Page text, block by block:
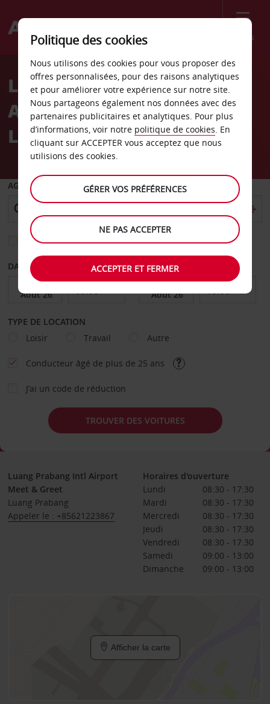
Menu
Welcome
AvisLocation de voiture
Aéroport international de
Luang Prabang
AGENCE DE DÉPART
Sélectionnez une autre agence de retour
DATE DE DÉPART DATE DE RETOUR
TYPE DE LOCATION
Loisir
Travail Autre
Conducteur âgé de plus de 25 ans
J’ai un code de réduction
TROUVER DES VOITURES
Luang Prabang Intl Airport
Meet & Greet
Luang Prabang
Appeler le : +85621223867
Horaires d'ouverture
Lundi
08:30 - 17:30
Mardi
08:30 - 17:30
Mercredi
08:30 - 17:30
Jeudi
08:30 - 17:30
Vendredi
08:30 - 17:30
Samedi
09:00 - 13:00
Dimanche
09:00 - 13:00
Afficher la carte
Politique des cookies
Nous utilisons des cookies pour vous proposer des
offres personnalisées, pour des raisons analytiques
et pour améliorer votre expérience sur notre site.
Nous partageons également nos données avec des
partenaires publicitaires et analytiques. Pour plus
d’informations, voir notre politique de cookies. En
cliquant sur ACCEPTER vous acceptez que nous
utilisions des cookies.
GÉRER VOS PRÉFÉRENCES
NE PAS ACCEPTER
ACCEPTER ET FERMER